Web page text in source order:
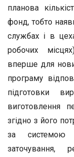
планова
фонд, тобто
службах і в
робочих
вперше для
програму
підготовки
виготовлення
згідно з його
за системою
заточування,